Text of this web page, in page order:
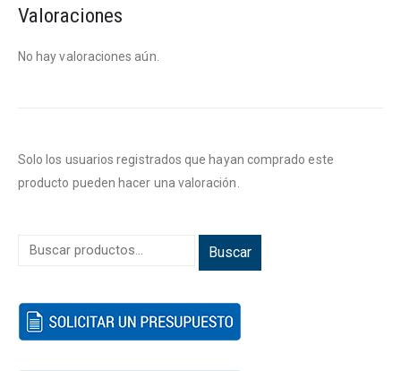
Valoraciones
No hay valoraciones aún.
Solo los usuarios registrados que hayan comprado este
producto pueden hacer una valoración.
Buscar